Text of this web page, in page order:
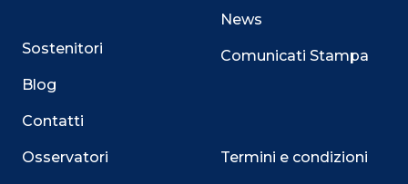
Sostenitori
Blog
Contatti
Osservatori
News
Comunicati Stampa
Termini e condizioni